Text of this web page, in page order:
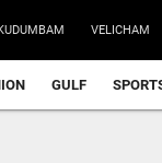
VELICHAM
GULF